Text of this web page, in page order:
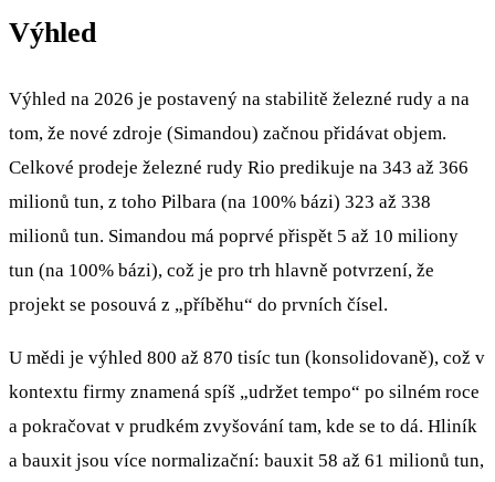
Výhled
Výhled na 2026 je postavený na stabilitě železné rudy a na
tom, že nové zdroje (Simandou) začnou přidávat objem.
Celkové prodeje železné rudy Rio predikuje na 343 až 366
milionů tun, z toho Pilbara (na 100% bázi) 323 až 338
milionů tun. Simandou má poprvé přispět 5 až 10 miliony
tun (na 100% bázi), což je pro trh hlavně potvrzení, že
projekt se posouvá z „příběhu“ do prvních čísel.
U mědi je výhled 800 až 870 tisíc tun (konsolidovaně), což v
kontextu firmy znamená spíš „udržet tempo“ po silném roce
a pokračovat v prudkém zvyšování tam, kde se to dá. Hliník
a bauxit jsou více normalizační: bauxit 58 až 61 milionů tun,